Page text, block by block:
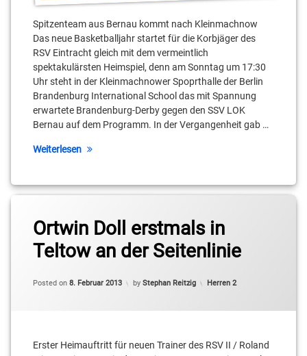
Spitzenteam aus Bernau kommt nach Kleinmachnow
Das neue Basketballjahr startet für die Korbjäger des
RSV Eintracht gleich mit dem vermeintlich
spektakulärsten Heimspiel, denn am Sonntag um 17:30
Uhr steht in der Kleinmachnower Spoprthalle der Berlin
Brandenburg International School das mit Spannung
erwartete Brandenburg-Derby gegen den SSV LOK
Bernau auf dem Programm. In der Vergangenheit gab …
Weiterlesen
kulawick
Stahnsdorf
Teltow
Ortwin Doll erstmals in
Teltow an der Seitenlinie
Posted on 8. Februar 2013 by Stephan Reitzig Categories:
Herren 2
Erster Heimauftritt für neuen Trainer des RSV II / Roland
BSW
Sixers
II
Neubauer